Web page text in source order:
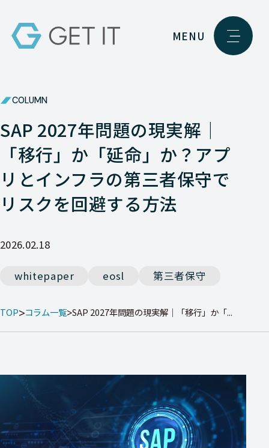
MENU
COLUMN
SAP 2027年問題の現実解｜
「移行」か「延命」か？アプ
リとインフラの第三者保守で
リスクを回避する方法
2026.02.18
whitepaper eosl 第三者保守
TOP コラム一覧 SAP 2027年問題の現実解｜「移行」か「...